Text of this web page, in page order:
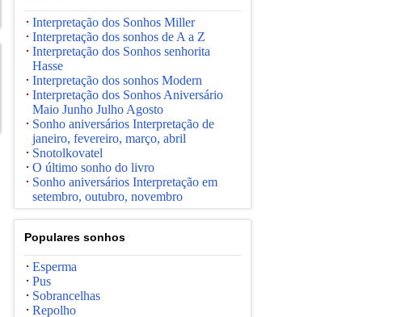
Interpretação dos Sonhos Miller
Interpretação dos sonhos de A a Z
Interpretação dos Sonhos senhorita
Hasse
Interpretação dos sonhos Modern
Interpretação dos Sonhos Aniversário
Maio Junho Julho Agosto
Sonho aniversários Interpretação de
janeiro, fevereiro, março, abril
Snotolkovatel
O último sonho do livro
Sonho aniversários Interpretação em
setembro, outubro, novembro
Populares sonhos
Esperma
Pus
Sobrancelhas
Repolho